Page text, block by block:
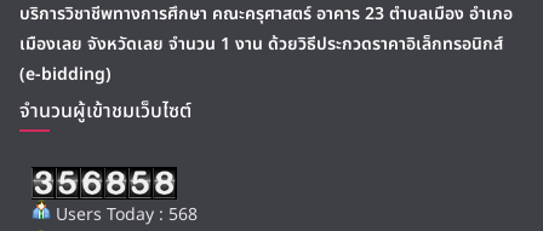
บริการวิชาชีพทางการศึกษา คณะครุศาสตร์ อาคาร 23 ตำบลเมือง อำเภอ
เมืองเลย จังหวัดเลย จำนวน 1 งาน ด้วยวิธีประกวดราคาอิเล็กทรอนิกส์
(e-bidding)
จำนวนผู้เข้าชมเว็บไซต์
Users Today : 568